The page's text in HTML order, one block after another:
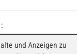
und Anzeigen zu